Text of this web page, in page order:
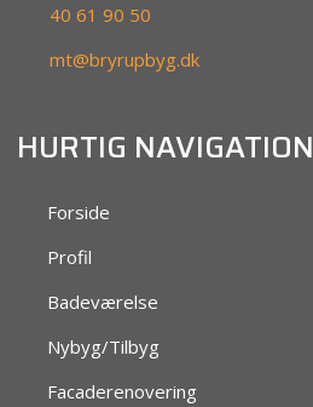
40 61 90 50
mt@bryrupbyg.dk
HURTIG NAVIGATION
​Forside
Profil
Badeværelse
​​Nybyg/Tilbyg
Facaderenovering